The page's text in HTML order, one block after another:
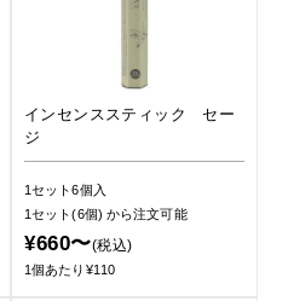
インセンススティック セー
ジ
1セット6個入
1セット(6個) から注文可能
¥660〜(税込)
1個あたり¥110